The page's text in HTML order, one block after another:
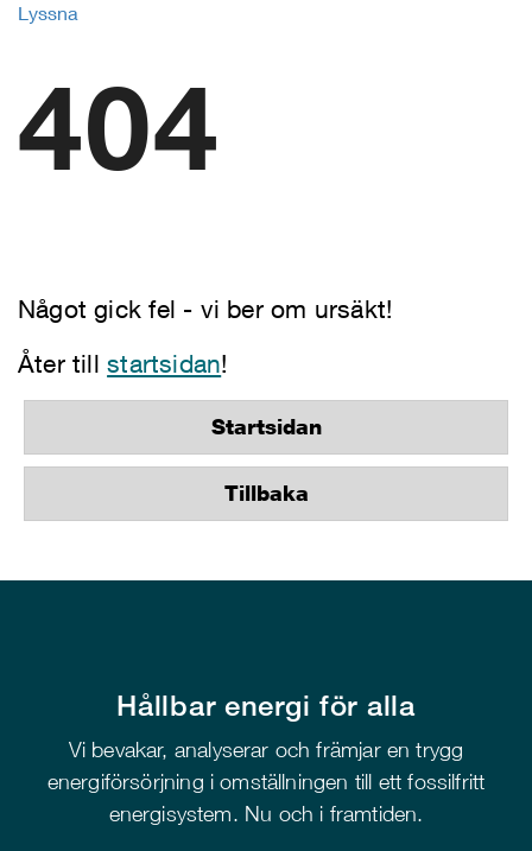
Lyssna
404
Något gick fel - vi ber om ursäkt!
Åter tillstartsidan!
Startsidan
Tillbaka
Hållbar energi för alla
Vi bevakar, analyserar och främjar en trygg
energiförsörjning i omställningen till ett fossilfritt
energisystem. Nu och i framtiden.